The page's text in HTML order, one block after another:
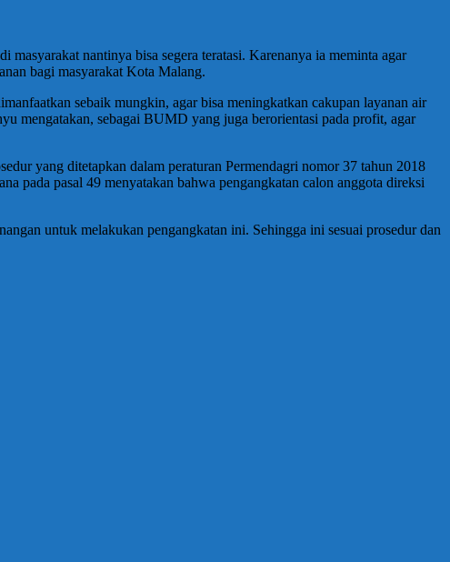
nantinya bisa segera teratasi. Karenanya ia meminta agar
bagi masyarakat Kota Malang.
sebaik mungkin, agar bisa meningkatkan cakupan layanan air
mengatakan, sebagai BUMD yang juga berorientasi pada profit, agar
yang ditetapkan dalam peraturan Permendagri nomor 37 tahun 2018
pada pasal 49 menyatakan bahwa pengangkatan calon anggota direksi
untuk melakukan pengangkatan ini. Sehingga ini sesuai prosedur dan